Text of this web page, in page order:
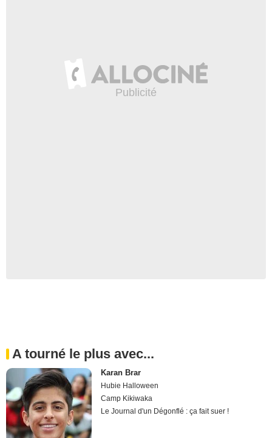
A tourné le plus avec...
Karan Brar
Hubie Halloween
Camp Kikiwaka
Le Journal d'un Dégonflé : ça fait suer !